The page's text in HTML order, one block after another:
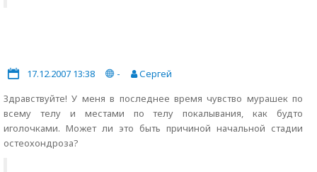
17.12.2007 13:38 -
Сергей
Здравствуйте! У меня в последнее время чувство мурашек по
всему телу и местами по телу покалывания, как будто
иголочками. Может ли это быть причиной начальной стадии
остеохондроза?